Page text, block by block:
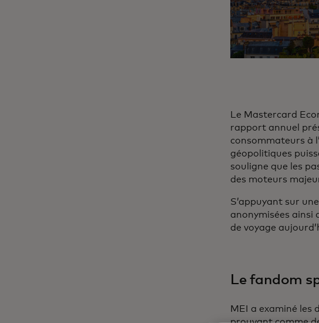
Le Mastercard
rapport annuel
consommateurs à
géopolitiques
souligne que les
des moteurs
S’appuyant sur
anonymisées ainsi
de voyage
Le fandom
MEI a examiné